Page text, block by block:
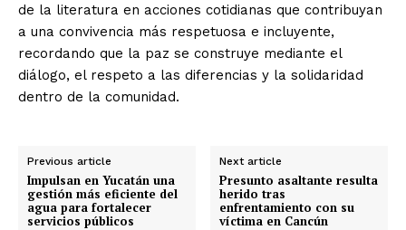
de la literatura en acciones cotidianas que contribuyan
a una convivencia más respetuosa e incluyente,
recordando que la paz se construye mediante el
diálogo, el respeto a las diferencias y la solidaridad
dentro de la comunidad.
Previous article
Impulsan en Yucatán una
gestión más eficiente del
agua para fortalecer
servicios públicos
Next article
Presunto asaltante resulta
herido tras
enfrentamiento con su
víctima en Cancún